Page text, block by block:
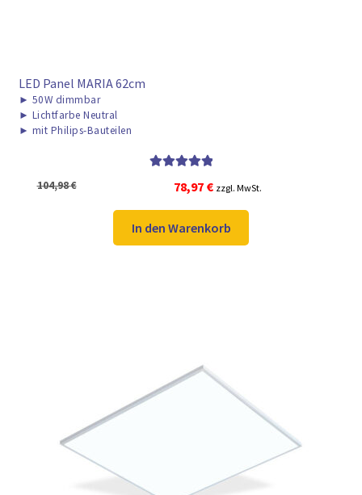
LED Panel MARIA 62cm
► 50W dimmbar
► Lichtfarbe Neutral
► mit Philips-Bauteilen
von 5
104,98€
Ursprünglicher
war:
104,98 €
78,97 €Aktueller
ist:
78,97 €.
zzgl. MwSt.
In den Warenkorb